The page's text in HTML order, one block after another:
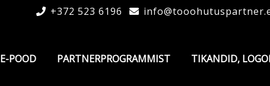
+372 523 6196
E-POOD PARTNERPROGRAMMIST TIKANDID,